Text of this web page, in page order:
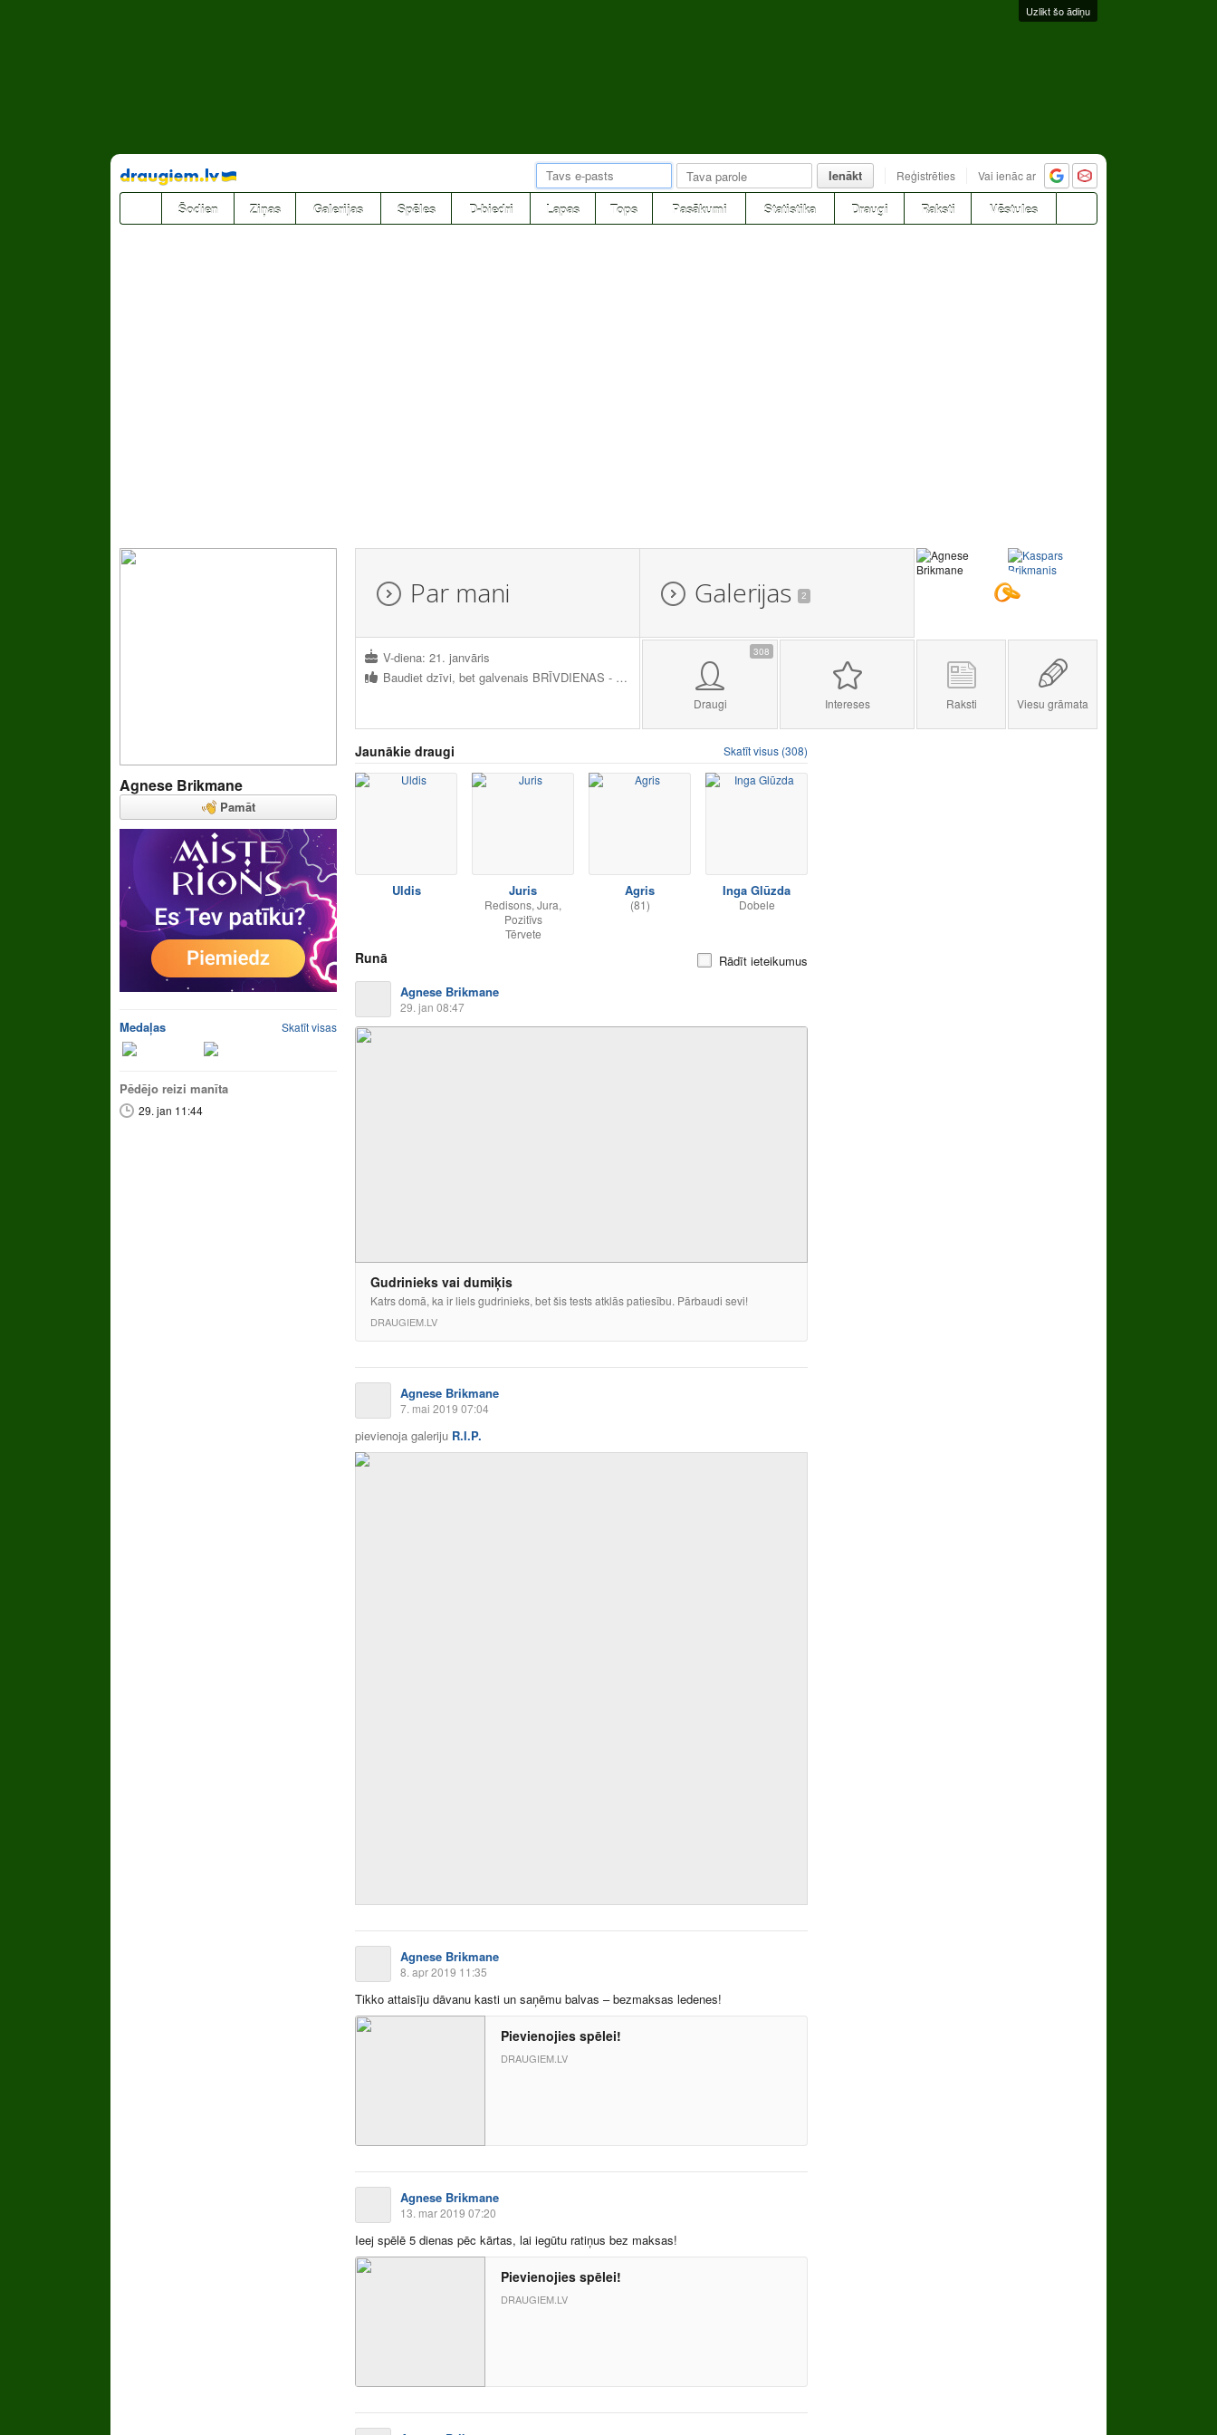
Uzlikt šo ādiņu
Pāriet
uz
saturu
Ienākt Reģistrēties Vai ienāc ar
Šodien Ziņas Galerijas Spēles D-biedri Lapas Tops Pasākumi Statistika Draugi Raksti Vēstules
Agnese Brikmane
Pamāt
Medaļas Skatīt visas
Pēdējo reizi manīta
29. jan 11:44
Par mani Galerijas 2
V-diena: 21. janvāris
Baudiet dzīvi, bet galvenais BRĪVDIENAS - kopā ar sev mīļiem cilvēkiem!!! "Ar labu vārdu un pistoli var panākt vairāk nekā tikai ar labu vārdu." /Als Kapone/ Nekad nejauc manu raksturu ar manu attieksmi. Mans raksturs ir atkarīgs no manis, bet mana attieksme - no tavas uzvedības.
308
Draugi Intereses Raksti Viesu grāmata
Jaunākie draugi Skatīt visus (308)
Uldis Juris
Redisons, Jura,
Pozitīvs
Tērvete
Agris
(81)
Inga Glūzda
Dobele
Runā
Rādīt ieteikumus
Agnese Brikmane
29. jan 08:47
Gudrinieks vai dumiķis
Katrs domā, ka ir liels gudrinieks, bet šis tests atklās patiesību. Pārbaudi sevi!
DRAUGIEM.LV
Agnese Brikmane
7. mai 2019 07:04
pievienoja galeriju R.I.P.
Agnese Brikmane
8. apr 2019 11:35
Tikko attaisīju dāvanu kasti un saņēmu balvas – bezmaksas ledenes!
Pievienojies spēlei!
DRAUGIEM.LV
Agnese Brikmane
13. mar 2019 07:20
Ieej spēlē 5 dienas pēc kārtas, lai iegūtu ratiņus bez maksas!
Pievienojies spēlei!
DRAUGIEM.LV